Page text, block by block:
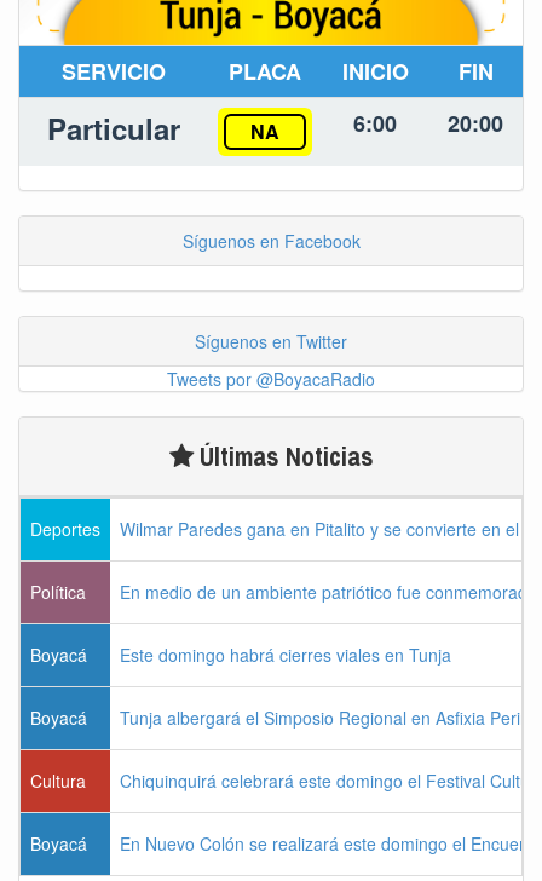
SERVICIO PLACA INICIO FIN
Particular NA 6:00 20:00
Síguenos en Facebook
Síguenos en Twitter
Tweets por @BoyacaRadio
Últimas Noticias
Deportes Wilmar Paredes gana en Pitalito y se convierte en el
Política En medio de un ambiente patriótico fue
Boyacá Este domingo habrá cierres viales en Tunja
Boyacá Tunja albergará el Simposio Regional en Asfixia
Cultura Chiquinquirá celebrará este domingo el Festival
Boyacá En Nuevo Colón se realizará este domingo el